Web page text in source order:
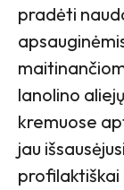
pradėti
lanolino
kremuose
jau
profilaktiškai